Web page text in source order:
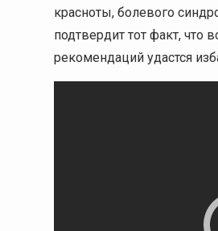
красноты, болевого
подтвердит тот факт, что
рекомендаций удастся